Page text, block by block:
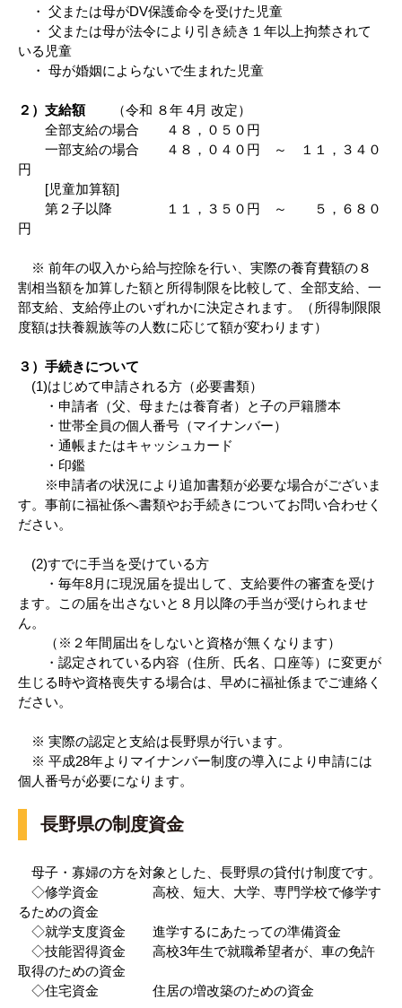
・ 父または母がDV保護命令を受けた児童
・ 父または母が法令により引き続き１年以上拘禁されて
いる児童
・ 母が婚姻によらないで生まれた児童
２）支給額
（令和 ８年 4月 改定）
全部支給の場合 ４８，０５０円
一部支給の場合 ４８，０４０円 ～ １１，３４０
円
[児童加算額]
第２子以降 １１，３５０円 ～ ５，６８０
円
※ 前年の収入から給与控除を行い、実際の養育費額の８
割相当額を加算した額と所得制限を比較して、全部支給、一
部支給、支給停止のいずれかに決定されます。（所得制限限
度額は扶養親族等の人数に応じて額が変わります）
３）手続きについて
(1)はじめて申請される方（必要書類）
・申請者（父、母または養育者）と子の戸籍謄本
・世帯全員の個人番号（マイナンバー）
・通帳またはキャッシュカード
・印鑑
※申請者の状況により追加書類が必要な場合がございま
す。事前に福祉係へ書類やお手続きについてお問い合わせく
ださい。
(2)すでに手当を受けている方
・毎年8月に現況届を提出して、支給要件の審査を受け
ます。この届を出さないと８月以降の手当が受けられませ
ん。
（※２年間届出をしないと資格が無くなります）
・認定されている内容（住所、氏名、口座等）に変更が
生じる時や資格喪失する場合は、早めに福祉係までご連絡く
ださい。
※ 実際の認定と支給は長野県が行います。
※ 平成28年よりマイナンバー制度の導入により申請には
個人番号が必要になります。
長野県の制度資金
母子・寡婦の方を対象とした、長野県の貸付け制度です。
◇修学資金 高校、短大、大学、専門学校で修学す
るための資金
◇就学支度資金 進学するにあたっての準備資金
◇技能習得資金 高校3年生で就職希望者が、車の免許
取得のための資金
◇住宅資金 住居の増改築のための資金